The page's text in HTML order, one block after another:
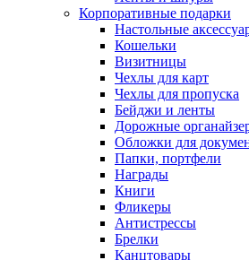
Корпоративные подарки
Настольные
Кошельки
Визитницы
Чехлы для карт
Чехлы для пропуска
Бейджи и ленты
Дорожные
Обложки для
Папки, портфели
Награды
Книги
Фликеры
Антистрессы
Брелки
Канцтовары